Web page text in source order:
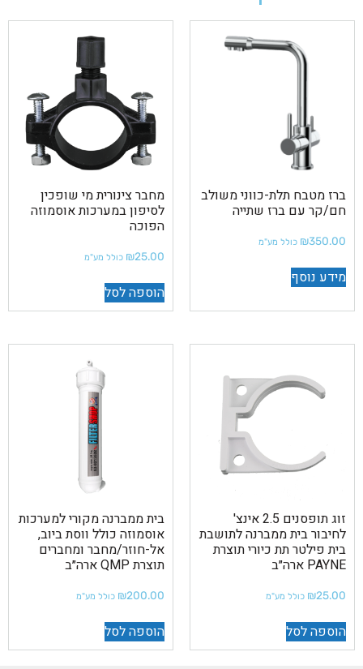
ברז מטבח תלת-כווני משולב
חם/קר עם ברז שתייה
₪350.00 כולל מע"מ
מידע נוסף
מחבר צינורית מי שופכין
לסיפון במערכות אוסמוזה
הפוכה
₪25.00 כולל מע"מ
הוספה לסל
זוג תופסנים 2.5 אינצ'
לחיבור בית ממברנה לתושבת
בית פילטר תת כיורי תוצרת
PAYNE ארה״ב
₪25.00 כולל מע"מ
הוספה לסל
בית ממברנה מקורי למערכות
אוסמוזה כולל ווסת ביוב,
אל-חוזר/מחבר ומחברים
תוצרת QMP ארה״ב
₪200.00 כולל מע"מ
הוספה לסל